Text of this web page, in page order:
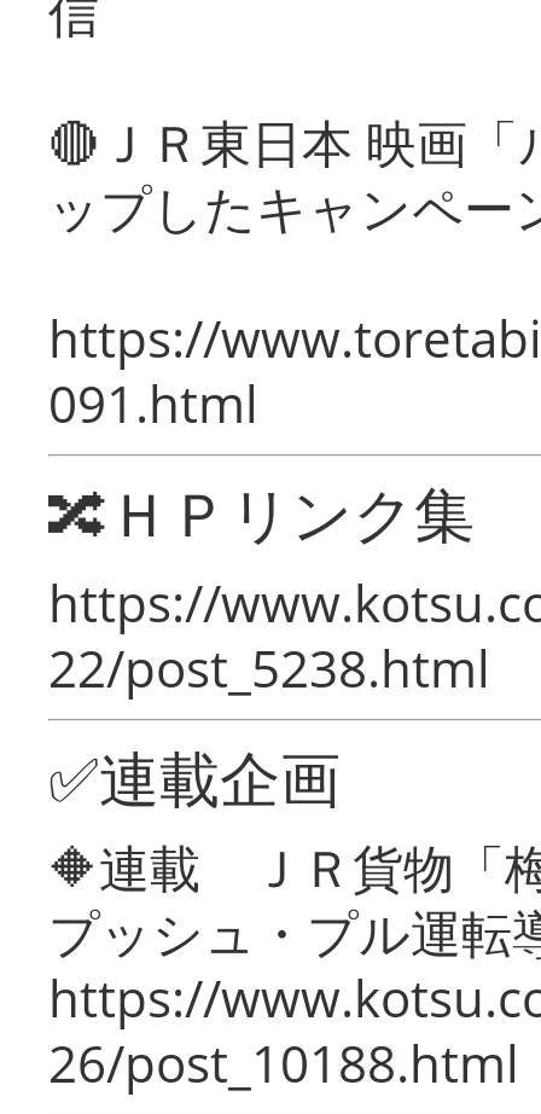
🔴ＪＲ東日本 映画
ップしたキャンペー
https://
091.html
🔀ＨＰリンク集
https://
22/post_5238.html
✅連載企画
🔶連載 ＪＲ貨物「
プッシュ・プル運転
https://
26/post_10188.html